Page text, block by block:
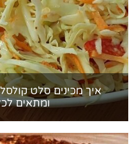
איך מכינים סלט
ומתאים